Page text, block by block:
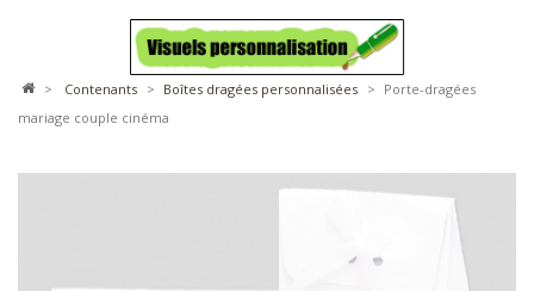
> contenants > boîtes dragées personnalisées > Porte-dragées
mariage couple cinéma